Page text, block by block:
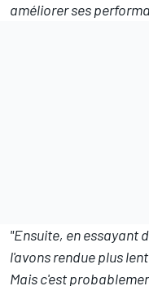
améliorer ses
"Ensuite, en essayant
l'avons rendue plus
Mais c'est